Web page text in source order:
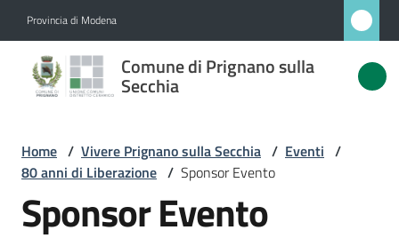
Provincia di Modena
Comune di Prignano sulla
Secchia
Comune
di
sulla
Secchia
Home / Vivere Prignano sulla Secchia / Eventi /
80 anni di Liberazione / Sponsor Evento
Sponsor Evento